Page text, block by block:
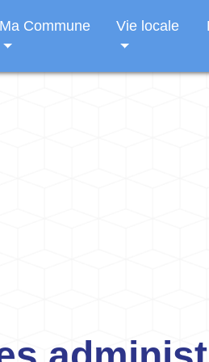
Ma Commune Vie locale